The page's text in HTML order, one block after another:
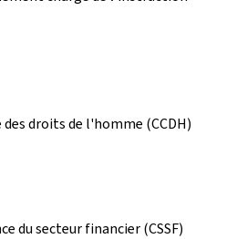
droits de l'homme (CCDH)
du secteur financier (CSSF)